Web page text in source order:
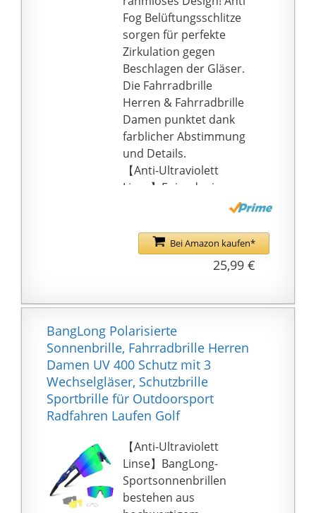
Fog Belüftungsschlitze
sorgen für perfekte
Zirkulation gegen
Beschlagen der Gläser.
Die Fahrradbrille
Herren & Fahrradbrille
Damen punktet dank
farblicher Abstimmung
und Details.
【Anti-Ultraviolett
Linse】Eninedeuisou
hochwertigem
Polycarbonat mit einer
die schädliche UVA-
und UVB-Strahlen
blockieren kann. Stellen
Sie echte Farben wieder
her, eliminieren Sie
reflektiertes Licht und
gestreutes Licht,
machen Sie die
Landschaft klarer und
schützen Sie die Augen
perfekt.
【Einzigartiges
Rahmendesign】 Alle
Bei Amazon kaufen*
25,99 €
BangLong Polarisierte
Sonnenbrille, Fahrradbrille Herren
Damen UV 400 Schutz mit 3
Wechselgläser, Schutzbrille
Sportbrille für Outdoorsport
Radfahren Laufen Golf
【Anti-Ultraviolett
Linse】BangLong-
Sportsonnenbrillen
bestehen aus